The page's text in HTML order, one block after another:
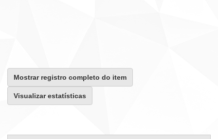
Mostrar registro completo do item
Visualizar estatísticas